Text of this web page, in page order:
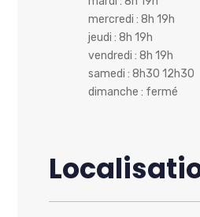
mercredi : 8h 19h
jeudi : 8h 19h
vendredi : 8h 19h
samedi : 8h30 12h30
dimanche : fermé